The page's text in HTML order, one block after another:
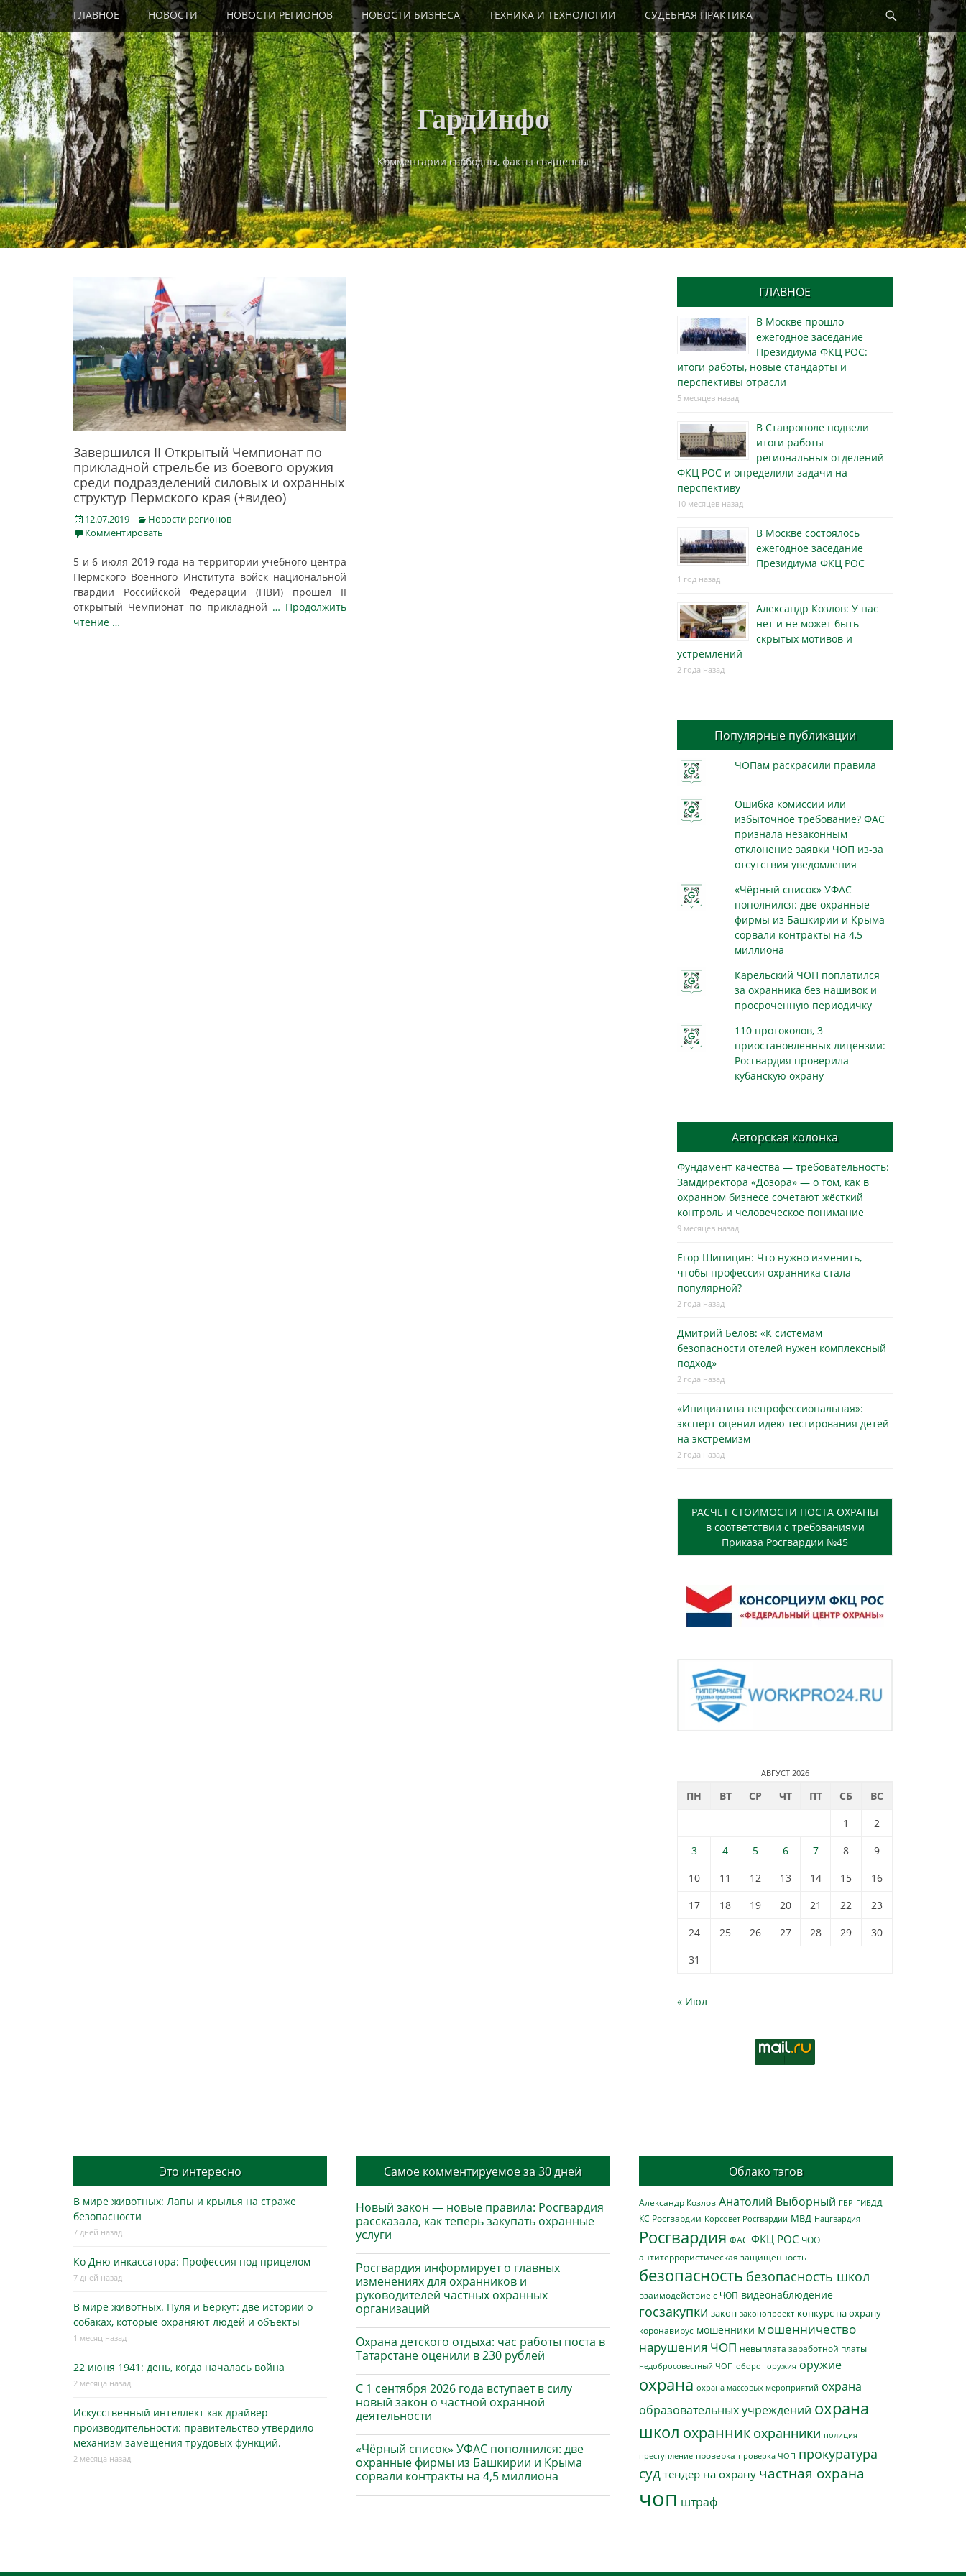
Skip
to
content
Primary Menu
ГЛАВНОЕ НОВОСТИ НОВОСТИ РЕГИОНОВ НОВОСТИ БИЗНЕСА ТЕХНИКА И ТЕХНОЛОГИИ СУДЕБНАЯ ПРАКТИКА
Найти
ГардИнфо
Комментарии свободны, факты священны
Завершился II Открытый Чемпионат по
прикладной стрельбе из боевого оружия
среди подразделений силовых и охранных
структур Пермского края (+видео)
Posted
on
12.07.2019 Categories
Новости регионов
Комментировать
5 и 6 июля 2019 года на территории учебного центра
Пермского Военного Института войск национальной
гвардии Российской Федерации (ПВИ) прошел II
открытый Чемпионат по прикладной … Продолжить
чтение …
ГЛАВНОЕ
В Москве прошло
ежегодное заседание
Президиума ФКЦ РОС:
итоги работы, новые стандарты и
перспективы отрасли
5 месяцев назад
В Ставрополе подвели
итоги работы
региональных отделений
ФКЦ РОС и определили задачи на
перспективу
10 месяцев назад
В Москве состоялось
ежегодное заседание
Президиума ФКЦ РОС
1 год назад
Александр Козлов: У нас
нет и не может быть
скрытых мотивов и
устремлений
2 года назад
Популярные публикации
ЧОПам раскрасили правила
Ошибка комиссии или
избыточное требование? ФАС
признала незаконным
отклонение заявки ЧОП из-за
отсутствия уведомления
«Чёрный список» УФАС
пополнился: две охранные
фирмы из Башкирии и Крыма
сорвали контракты на 4,5
миллиона
Карельский ЧОП поплатился
за охранника без нашивок и
просроченную периодичку
110 протоколов, 3
приостановленных лицензии:
Росгвардия проверила
кубанскую охрану
Авторская колонка
Фундамент качества — требовательность:
Замдиректора «Дозора» — о том, как в
охранном бизнесe сочетают жёсткий
контроль и человеческое понимание
9 месяцев назад
Егор Шипицин: Что нужно изменить,
чтобы профессия охранника стала
популярной?
2 года назад
Дмитрий Белов: «К системам
безопасности отелей нужен комплексный
подход»
2 года назад
«Инициатива непрофессиональная»:
эксперт оценил идею тестирования детей
на экстремизм
2 года назад
РАСЧЕТ СТОИМОСТИ ПОСТА ОХРАНЫ
в соответствии с требованиями
Приказа Росгвардии №45
АВГУСТ 2026
ПН ВТ СР ЧТ ПТ СБ
ВС
1
2
3
4 5 6 7 8
9
10
11 12 13 14 15
16
17
18 19 20 21 22
23
24
25 26 27 28 29
30
31
« Июл
Это интересно
В мире животных: Лапы и крылья на страже
безопасности
7 дней назад
Ко Дню инкассатора: Профессия под прицелом
7 дней назад
В мире животных. Пуля и Беркут: две истории о
собаках, которые охраняют людей и объекты
1 месяц назад
22 июня 1941: день, когда началась война
2 месяца назад
Искусственный интеллект как драйвер
производительности: правительство утвердило
механизм замещения трудовых функций.
2 месяца назад
Самое комментируемое за 30 дней
Новый закон — новые правила: Росгвардия
рассказала, как теперь закупать охранные
услуги
Росгвардия информирует о главных
изменениях для охранников и
руководителей частных охранных
организаций
Охрана детского отдыха: час работы поста в
Татарстане оценили в 230 рублей
С 1 сентября 2026 года вступает в силу
новый закон о частной охранной
деятельности
«Чёрный список» УФАС пополнился: две
охранные фирмы из Башкирии и Крыма
сорвали контракты на 4,5 миллиона
Облако тэгов
Александр Козлов Анатолий Выборный ГБР ГИБДД
КС Росгвардии Корсовет Росгвардии МВД Нацгвардия
Росгвардия ФАС ФКЦ РОС ЧОО
антитеррористическая защищенность
безопасность безопасность школ
взаимодействие с ЧОП видеонаблюдение
госзакупки закон законопроект конкурс на охрану
коронавирус мошенники мошенничество
нарушения ЧОП невыплата заработной платы
недобросовестный ЧОП оборот оружия оружие
охрана охрана массовых мероприятий охрана
образовательных учреждений охрана
школ охранник охранники полиция
преступление проверка проверка ЧОП прокуратура
суд тендер на охрану частная охрана
чоп штраф